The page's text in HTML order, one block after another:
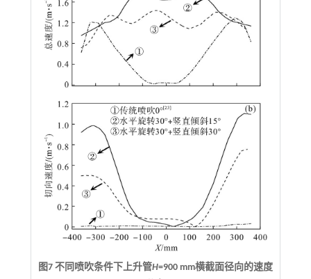
图7 不同喷吹条件下上升管H=900 mm横截面径向的速度